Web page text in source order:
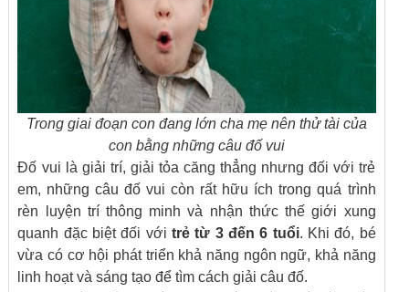
Trong giai đoạn con đang lớn cha mẹ nên thử tài của
con bằng những câu đố vui
Đố vui là giải trí, giải tỏa căng thẳng nhưng đối với trẻ
em, những câu đố vui còn rất hữu ích trong quá trình
rèn luyện trí thông minh và nhận thức thế giới xung
quanh đặc biệt đối vớitrẻ từ 3 đến 6 tuổi. Khi đó, bé
vừa có cơ hội phát triển khả năng ngôn ngữ, khả năng
linh hoạt và sáng tạo để tìm cách giải câu đố.